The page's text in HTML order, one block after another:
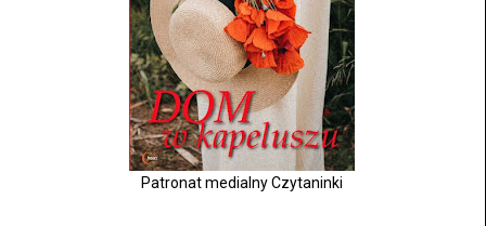
Patronat medialny Czytaninki